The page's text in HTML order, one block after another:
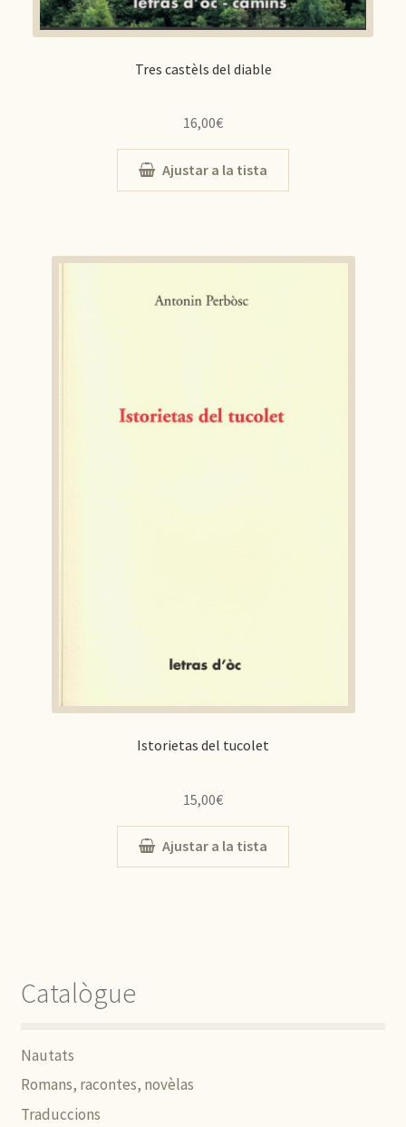
Tres castèls del diable
16,00€
Ajustar a la tista
Istorietas del tucolet
15,00€
Ajustar a la tista
Catalògue
Nautats
Romans, racontes, novèlas
Traduccions